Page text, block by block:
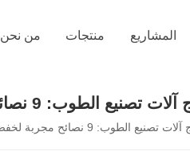
من نحن منتجات المشاريع
مجربة لخفض التكاليف وزيادة الإنتاج
مجربة لخفض التكاليف وزيادة الإنتاج